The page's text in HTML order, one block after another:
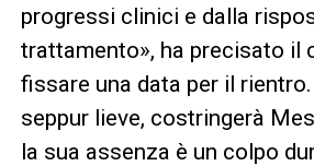
progressi clinici e dalla
trattamento», ha precisato il
fissare una data per il
seppur lieve, costringerà
la sua assenza è un colpo